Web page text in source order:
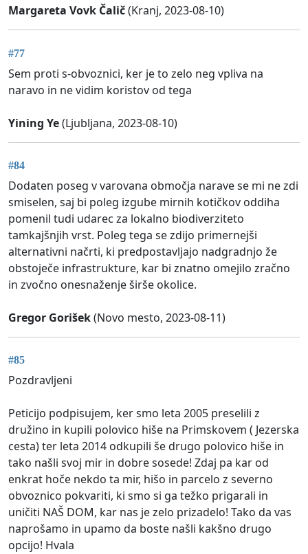
Margareta Vovk Čalič(Kranj, 2023-08-10)
#77
Sem proti s-obvoznici, ker je to zelo neg vpliva na
naravo in ne vidim koristov od tega
Yining Ye(Ljubljana, 2023-08-10)
#84
Dodaten poseg v varovana območja narave se mi ne zdi
smiselen, saj bi poleg izgube mirnih kotičkov oddiha
pomenil tudi udarec za lokalno biodiverziteto
tamkajšnjih vrst. Poleg tega se zdijo primernejši
alternativni načrti, ki predpostavljajo nadgradnjo že
obstoječe infrastrukture, kar bi znatno omejilo zračno
in zvočno onesnaženje širše okolice.
Gregor Gorišek(Novo mesto, 2023-08-11)
#85
Pozdravljeni
Peticijo podpisujem, ker smo leta 2005 preselili z
družino in kupili polovico hiše na Primskovem ( Jezerska
cesta) ter leta 2014 odkupili še drugo polovico hiše in
tako našli svoj mir in dobre sosede! Zdaj pa kar od
enkrat hoče nekdo ta mir, hišo in parcelo z severno
obvoznico pokvariti, ki smo si ga težko prigarali in
uničiti NAŠ DOM, kar nas je zelo prizadelo! Tako da vas
naprošamo in upamo da boste našli kakšno drugo
opcijo! Hvala